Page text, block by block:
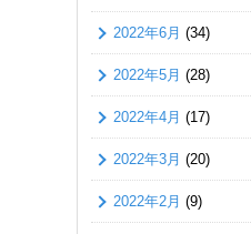
2022年6月 (34)
2022年5月 (28)
2022年4月 (17)
2022年3月 (20)
2022年2月 (9)